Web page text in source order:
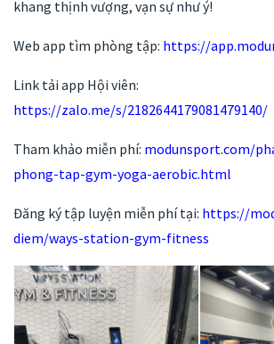
khang thịnh vượng, vạn sự như ý!
Web app tìm phòng tập: https://
Link tải app Hội viên:
https://zalo.me/s/2182644179081479140/
Tham khảo miễn phí: modunsport.com/
phong-tap-gym-yoga-aerobic.html
Đăng ký tập luyện miễn phí tại: https://
diem/ways-station-gym-fitness